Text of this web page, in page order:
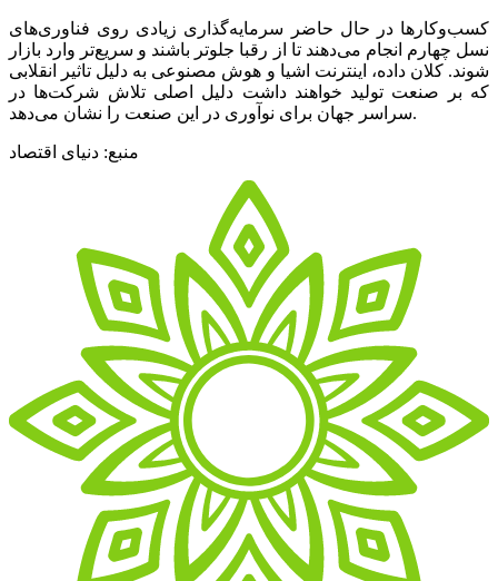
کسب‌وکارها در حال حاضر سرمایه‌گذاری زیادی روی فناوری‌های
نسل‌‌‌ چهارم انجام می‌دهند تا از رقبا جلوتر باشند و سریع‌‌‌تر وارد بازار
شوند. کلان داده، اینترنت‌‌‌ اشیا و هوش مصنوعی‌‌‌ به‌‌‌ دلیل‌‌‌ تاثیر انقلابی‌‌‌
که‌‌‌ بر صنعت‌‌‌ تولید خواهند داشت‌‌‌ دلیل‌‌‌ اصلی‌‌‌ تلاش شرکت‌ها در
سراسر جهان برای نوآوری در این‌‌‌ صنعت‌‌‌ را نشان می‌دهد.
منبع: دنیای اقتصاد